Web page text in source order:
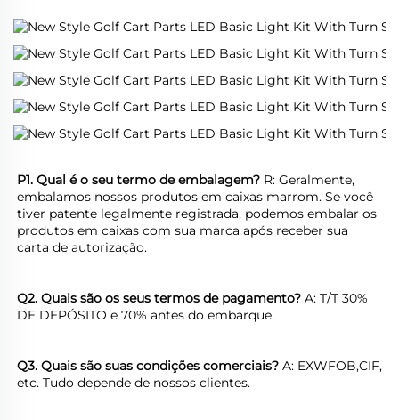
P1. Qual é o seu termo de embalagem? R: Geralmente,
embalamos nossos produtos em caixas marrom. Se você
tiver patente legalmente registrada, podemos embalar os
produtos em caixas com sua marca após receber sua
carta de autorização.
Q2. Quais são os seus termos de pagamento? A: T/T 30%
DE DEPÓSITO e 70% antes do embarque.
Q3. Quais são suas condições comerciais? A: EXWFOB,CIF,
etc. Tudo depende de nossos clientes.